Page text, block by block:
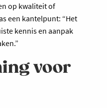
op kwaliteit of
een kantelpunt: “Het
kennis en aanpak
voor